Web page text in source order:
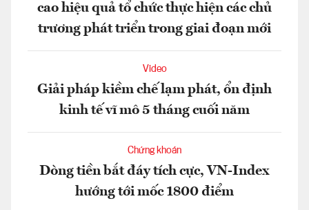
cao hiệu quả tổ chức thực hiện các chủ
trương phát triển trong giai đoạn mới
Video
Giải pháp kiềm chế lạm phát, ổn định
kinh tế vĩ mô 5 tháng cuối năm
Chứng khoán
Dòng tiền bắt đáy tích cực, VN-Index
hướng tới mốc 1800 điểm